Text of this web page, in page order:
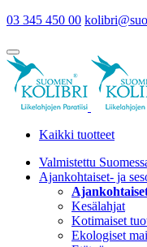
03 345 450 00
Kaikki tuotteet
Valmistettu
Ajankohtaiset- ja
Kesälahjat
Kotimaiset
Ekologiset